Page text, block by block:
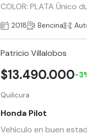
COLOR: PLATA
2018 Bencina
Patricio Villalobos
Quilicura
Honda Pilot
Vehículo en buen
$13.490.000-